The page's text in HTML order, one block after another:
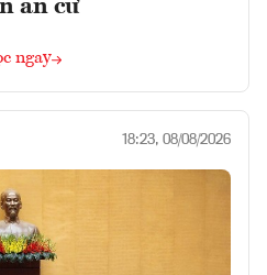
an cư
ngay
18:23, 08/08/2026